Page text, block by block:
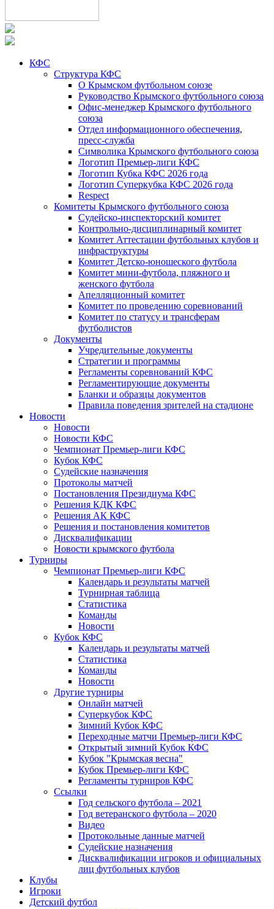
КФС
Структура КФС
О Крымском футбольном союзе
Руководство Крымского футбольного союза
Офис-менеджер Крымского футбольного
союза
Отдел информационного обеспечения,
пресс-служба
Символика Крымского футбольного союза
Логотип Премьер-лиги КФС
Логотип Кубка КФС 2026 года
Логотип Суперкубка КФС 2026 года
Respect
Комитеты Крымского футбольного союза
Судейско-инспекторский комитет
Контрольно-дисциплинарный комитет
Комитет Аттестации футбольных клубов и
инфраструктуры
Комитет Детско-юношеского футбола
Комитет мини-футбола, пляжного и
женского футбола
Апелляционный комитет
Комитет по проведению соревнований
Комитет по статусу и трансферам
футболистов
Документы
Учредительные документы
Стратегии и программы
Регламенты соревнований КФС
Регламентирующие документы
Бланки и образцы документов
Правила поведения зрителей на стадионе
Новости
Новости
Новости КФС
Чемпионат Премьер-лиги КФС
Кубок КФС
Судейские назначения
Протоколы матчей
Постановления Президиума КФС
Решения КДК КФС
Решения АК КФС
Решения и постановления комитетов
Дисквалификации
Новости крымского футбола
Турниры
Чемпионат Премьер-лиги КФС
Календарь и результаты матчей
Турнирная таблица
Статистика
Команды
Новости
Кубок КФС
Календарь и результаты матчей
Статистика
Команды
Новости
Другие турниры
Онлайн матчей
Суперкубок КФС
Зимний Кубок КФС
Переходные матчи Премьер-лиги КФС
Открытый зимний Кубок КФС
Кубок "Крымская весна"
Кубок Премьер-лиги КФС
Регламенты турниров КФС
Ссылки
Год сельского футбола – 2021
Год ветеранского футбола – 2020
Видео
Протокольные данные матчей
Судейские назначения
Дисквалификации игроков и официальных
лиц футбольных клубов
Клубы
Игроки
Детский футбол